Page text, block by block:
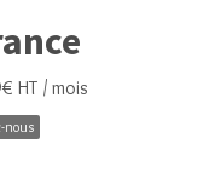
HT / mois
nous